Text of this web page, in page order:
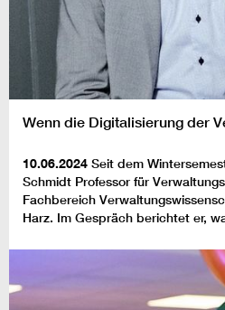
Wenn die Digitalisierung der
10.06.2024 Seit dem
Schmidt Professor für
Fachbereich
Harz. Im Gespräch berichtet er,